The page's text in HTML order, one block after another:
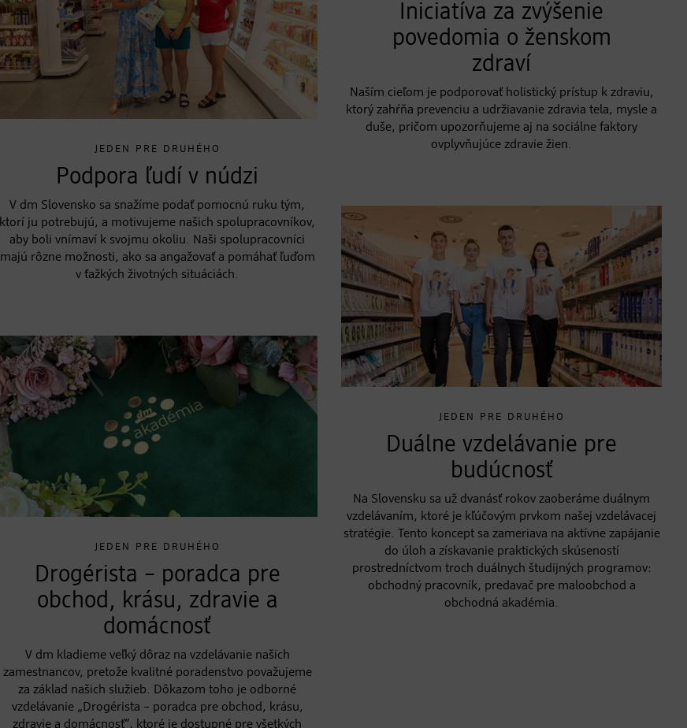
JEDEN PRE DRUHÉHO
Podpora ľudí v núdzi
V dm Slovensko sa snažíme podať pomocnú ruku tým,
ktorí ju potrebujú, a motivujeme našich spolupracovníkov,
aby boli vnímaví k svojmu okoliu. Naši spolupracovníci
majú rôzne možnosti, ako sa angažovať a pomáhať ľuďom
v ťažkých životných situáciách.
JEDEN PRE DRUHÉHO
Drogérista – poradca pre
obchod, krásu, zdravie a
domácnosť
V dm kladieme veľký dôraz na vzdelávanie našich
zamestnancov, pretože kvalitné poradenstvo považujeme
za základ našich služieb. Dôkazom toho je odborné
vzdelávanie „Drogérista – poradca pre obchod, krásu,
zdravie a domácnosť“, ktoré je dostupné pre všetkých
Iniciatíva za zvýšenie
povedomia o ženskom
zdraví
Naším cieľom je podporovať holistický prístup k zdraviu,
ktorý zahŕňa prevenciu a udržiavanie zdravia tela, mysle a
duše, pričom upozorňujeme aj na sociálne faktory
ovplyvňujúce zdravie žien.
JEDEN PRE DRUHÉHO
Duálne vzdelávanie pre
budúcnosť
Na Slovensku sa už dvanásť rokov zaoberáme duálnym
vzdelávaním, ktoré je kľúčovým prvkom našej vzdelávacej
stratégie. Tento koncept sa zameriava na aktívne zapájanie
do úloh a získavanie praktických skúseností
prostredníctvom troch duálnych študijných programov:
obchodný pracovník, predavač pre maloobchod a
obchodná akadémia.